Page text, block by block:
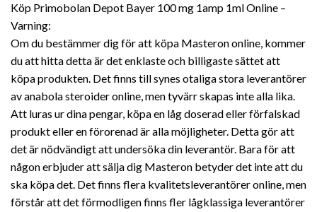
Köp Primobolan Depot Bayer 100 mg 1amp 1ml Online –
Varning:
Om du bestämmer dig för att köpa Masteron online, kommer
du att hitta detta är det enklaste och billigaste sättet att
köpa produkten. Det finns till synes otaliga stora leverantörer
av anabola steroider online, men tyvärr skapas inte alla lika.
Att luras ur dina pengar, köpa en låg doserad eller förfalskad
produkt eller en förorenad är alla möjligheter. Detta gör att
det är nödvändigt att undersöka din leverantör. Bara för att
någon erbjuder att sälja dig Masteron betyder det inte att du
ska köpa det. Det finns flera kvalitetsleverantörer online, men
förstår att det förmodligen finns fler lågklassiga leverantörer